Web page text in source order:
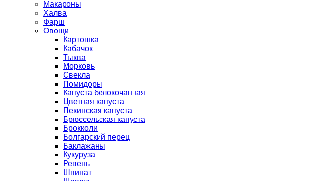
Макароны
Халва
Фарш
Овощи
Картошка
Кабачок
Тыква
Морковь
Свекла
Помидоры
Капуста белокочанная
Цветная капуста
Пекинская капуста
Брюссельская капуста
Брокколи
Болгарский перец
Баклажаны
Кукуруза
Ревень
Шпинат